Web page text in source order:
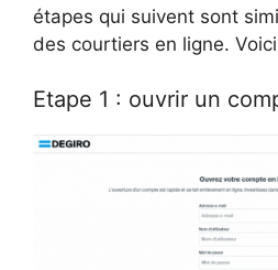
étapes qui suivent sont
des courtiers en ligne.
Etape 1 : ouvrir un